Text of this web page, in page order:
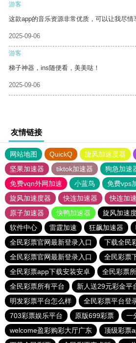
游客
这款app的音乐资源非常优质，可以让我尽情
2025-09-06
游客
梯子神器，ins随便看，美美哒！
2025-09-06
友情链接
网站地图 QuickQ 旋风加速度器
坚果加速器
tiktok加速器
狗急加速
免费vqn外网加速
小蓝鸟
免费vps
旋风加速度器
快连加速器
快连加
原子加速器
快鸭加速器 旋风加速
软件中心
雷霆加速 狂飙加速器
全民彩票官网最新登录入口
下载全民
全民彩票官网最新登录入口
全民彩票
全民彩票app下载安装安卓
全民彩票
全民彩票所有平台
新人送29元彩金平
明发彩票平台怎么样
全民彩票平台登
703彩票娱乐平台
原版699彩票
一
welcome盈彩购彩大厅广东
顶级彩票